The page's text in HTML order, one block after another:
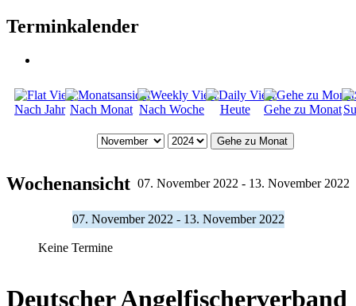
Terminkalender
Nach Jahr Nach Monat Nach Woche Heute Gehe zu Monat
Gehe zu Monat
Wochenansicht 07. November 2022 - 13. November 2022
07. November 2022 - 13. November 2022
Keine Termine
Deutscher Angelfischerverband